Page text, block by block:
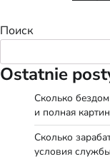
Поиск
Ostatnie
Сколько
и полная
Сколько
условия